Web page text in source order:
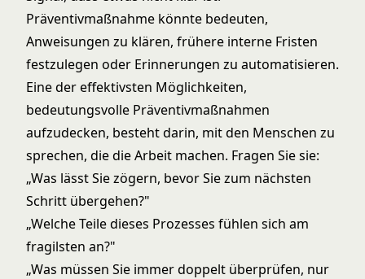
Präventivmaßnahme könnte bedeuten,
Anweisungen zu klären, frühere interne Fristen
festzulegen oder Erinnerungen zu automatisieren.
Eine der effektivsten Möglichkeiten,
bedeutungsvolle Präventivmaßnahmen
aufzudecken, besteht darin, mit den Menschen zu
sprechen, die die Arbeit machen. Fragen Sie sie:
„Was lässt Sie zögern, bevor Sie zum nächsten
Schritt übergehen?"
„Welche Teile dieses Prozesses fühlen sich am
fragilsten an?"
„Was müssen Sie immer doppelt überprüfen, nur